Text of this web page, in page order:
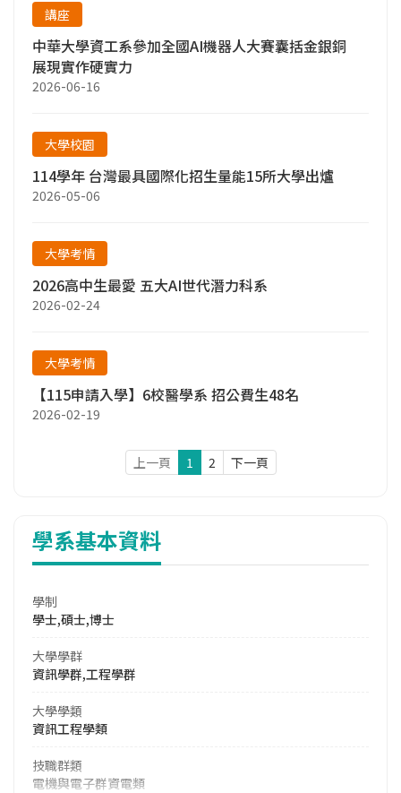
講座
中華大學資工系參加全國AI機器人大賽囊括金銀銅
展現實作硬實力
2026-06-16
大學校園
114學年 台灣最具國際化招生量能15所大學出爐
2026-05-06
大學考情
2026高中生最愛 五大AI世代潛力科系
2026-02-24
大學考情
【115申請入學】6校醫學系 招公費生48名
2026-02-19
上一頁 1 2 下一頁
學系基本資料
學制
學士,碩士,博士
大學學群
資訊學群,工程學群
大學學類
資訊工程學類
技職群類
電機與電子群資電類